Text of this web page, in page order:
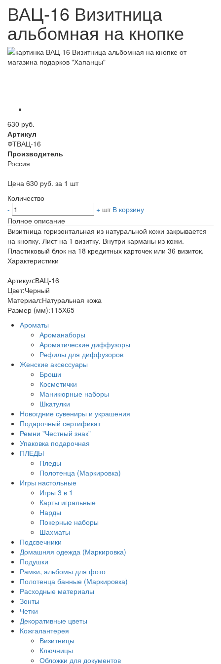
ВАЦ-16 Визитница
альбомная на кнопке
630 руб.
Артикул
ФТВАЦ-16
Производитель
Россия
Цена 630 руб. за 1 шт
Количество
-
+ шт В корзину
Полное описание
Визитница горизонтальная из натуральной кожи закрывается
на кнопку. Лист на 1 визитку. Внутри карманы из кожи.
Пластиковый блок на 18 кредитных карточек или 36 визиток.
Характеристики
Артикул:ВАЦ-16
Цвет:Черный
Материал:Натуральная кожа
Размер (мм):115Х65
Ароматы
Ароманаборы
Ароматические диффузоры
Рефилы для диффузоров
Женские аксессуары
Броши
Косметички
Маникюрные наборы
Шкатулки
Новогдние сувениры и украшения
Подарочный сертификат
Ремни "Честный знак"
Упаковка подарочная
ПЛЕДЫ
Пледы
Полотенца (Маркировка)
Игры настольные
Игры 3 в 1
Карты игральные
Нарды
Покерные наборы
Шахматы
Подсвечники
Домашняя одежда (Маркировка)
Подушки
Рамки, альбомы для фото
Полотенца банные (Маркировка)
Расходные материалы
Зонты
Четки
Декоративные цветы
Кожгалантерея
Визитницы
Ключницы
Обложки для документов